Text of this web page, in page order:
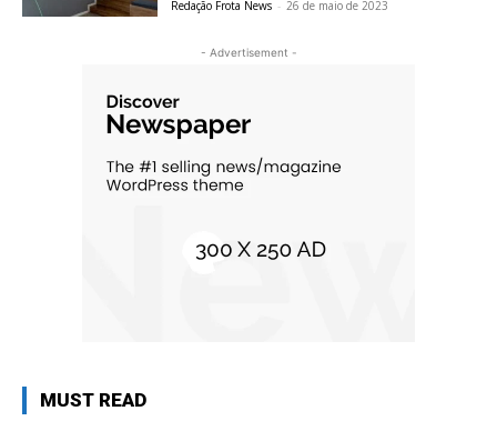
Redação Frota News - 26 de maio de 2023
- Advertisement -
MUST READ